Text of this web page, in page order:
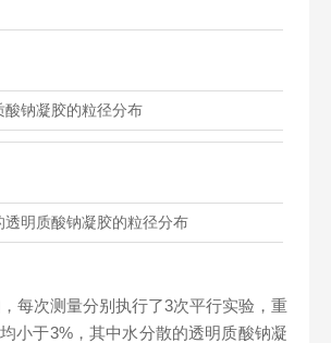
酸钠凝胶的粒径分布
透明质酸钠凝胶的粒径分布
每次测量分别执行了3次平行实验，重
小于3%，其中水分散的透明质酸钠凝